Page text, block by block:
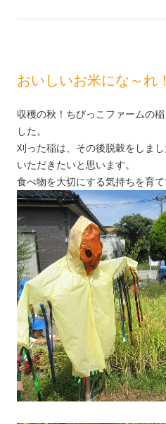
おいしいお米にな～れ！
収穫の秋！ちびっこファームの
した。
刈った稲は、その後脱穀をしま
いただきたいと思います。
食べ物を大切にする気持ちを育て